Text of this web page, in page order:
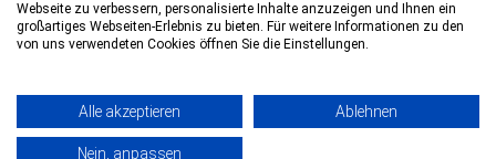
© 2026 REHAVISTA Hub
Barrierefreiheit
Webseite zu verbessern, personalisierte Inhalte anzuzeigen und Ihnen ein
großartiges Webseiten-Erlebnis zu bieten. Für weitere Informationen zu den
von uns verwendeten Cookies öffnen Sie die Einstellungen.
Alle akzeptieren Ablehnen
Nein, anpassen